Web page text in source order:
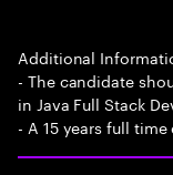
Additional
- The candidate
in Java Full Stack
- A 15 years full